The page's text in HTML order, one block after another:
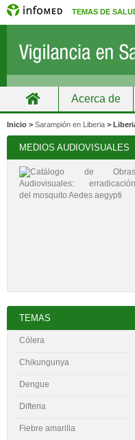
TEMAS DE
Acerca de
Grupos Recursos
Inicio > Sarampión en Liberia >
MEDIOS AUDIOVISUALES
TEMAS
Cólera
Chikungunya
Dengue
Difteria
Fiebre amarilla